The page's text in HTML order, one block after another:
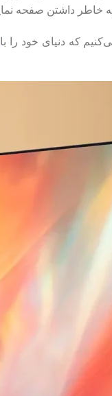
که دنیای خود را با